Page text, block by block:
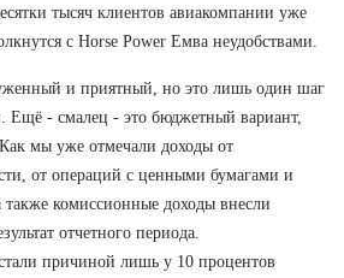
тысяч клиентов авиакомпании уже
с Horse Power Емва неудобствами.
и приятный, но это лишь один шаг
Ещё - смалец - это бюджетный вариант,
мы уже отмечали доходы от
от операций с ценными бумагами и
комиссионные доходы внесли
отчетного периода.
причиной лишь у 10 процентов